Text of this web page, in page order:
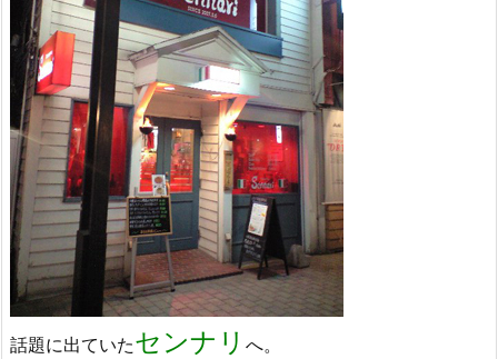
話題に出ていたセンナリ へ。